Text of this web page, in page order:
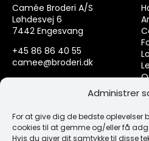
Administrer
For at give dig de bedste oplevelser
cookies til at gemme og/eller få
Hvis du giver dit samtykke til disse
Camée Broderi A/S
Løhdesvej 6
7442 Engesvang
+45 86 86 40 55
camee@broderi.dk
Links